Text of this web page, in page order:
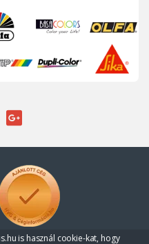
is használ cookie-kat, hogy